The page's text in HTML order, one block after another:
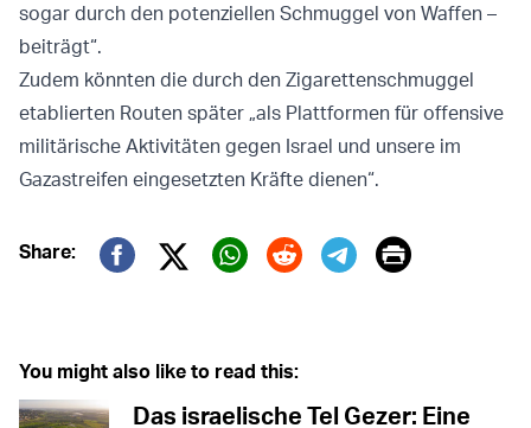
sogar durch den potenziellen Schmuggel von Waffen –
beiträgt“.
Zudem könnten die durch den Zigarettenschmuggel
etablierten Routen später „als Plattformen für offensive
militärische Aktivitäten gegen Israel und unsere im
Gazastreifen eingesetzten Kräfte dienen“.
Share:
Twitter (X)
Print
You might also like to read this:
Das israelische Tel Gezer: Eine